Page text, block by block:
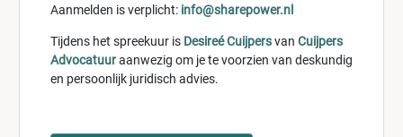
Aanmelden is verplicht: info@sharepower.nl
Tijdens het spreekuur is Desireé Cuijpersvan Cuijpers
Advocatuuraanwezig om je te voorzien van deskundig
en persoonlijk juridisch advies.